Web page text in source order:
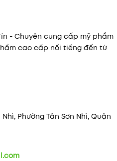
- Chuyên cung cấp mỹ phẩm
cao cấp nổi tiếng đến từ
Nhì, Phường Tân Sơn Nhì, Quận